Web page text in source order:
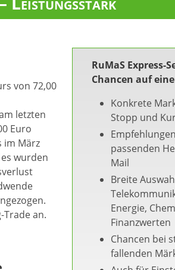
von 72,00
letzten
Euro
im März
wurden
an.
RuMaS Express-
Chancen auf
Konkrete
Stopp und
passenden
Mail
Breite
Energie,
Finanzwerten
Chancen bei
fallenden